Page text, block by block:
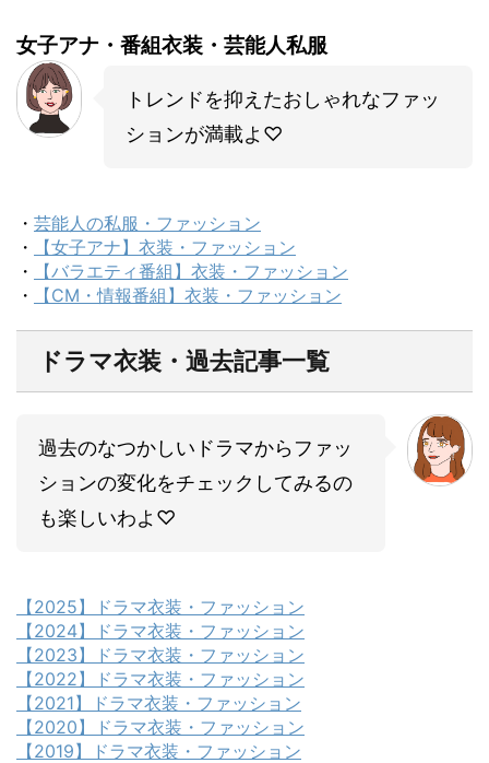
女子アナ・番組衣装・芸能人私服
トレンドを抑えたおしゃれなファッ
ションが満載よ♡
・ 芸能人の私服・ファッション
・
【女子アナ】衣装・ファッション
・
【バラエティ番組】衣装・ファッション
・
【CM・情報番組】衣装・ファッション
ドラマ衣装・過去記事一覧
過去のなつかしいドラマからファッ
ションの変化をチェックしてみるの
も楽しいわよ♡
【2025】ドラマ衣装・ファッション
【2024】ドラマ衣装・ファッション
【2023】ドラマ衣装・ファッション
【2022】ドラマ衣装・ファッション
【2021】ドラマ衣装・ファッション
【2020】ドラマ衣装・ファッション
【2019】ドラマ衣装・ファッション